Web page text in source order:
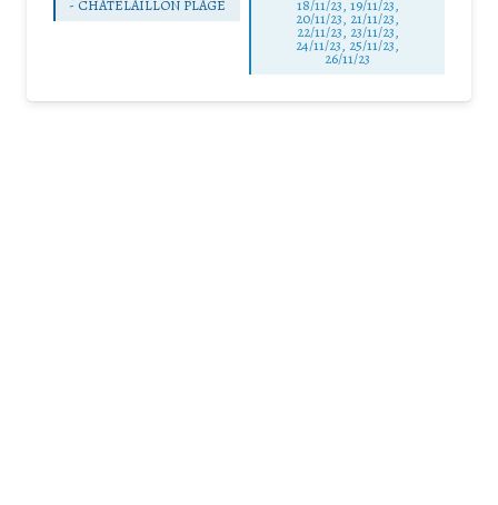
- CHATELAILLON PLAGE 18/11/23, 19/11/23,
20/11/23, 21/11/23,
22/11/23, 23/11/23,
24/11/23, 25/11/23,
26/11/23